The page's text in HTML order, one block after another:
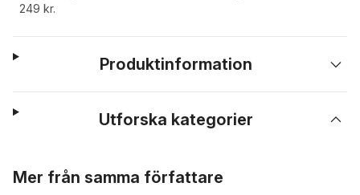
249 kr.
Produktinformation
Utforska kategorier
Mer från samma författare